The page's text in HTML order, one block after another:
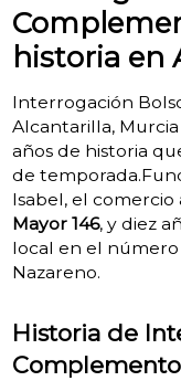
historia en
Interrogación
Alcantarilla,
años de historia
de
Isabel, el
Mayor 146, y diez
local en el número
Nazareno.
Historia de